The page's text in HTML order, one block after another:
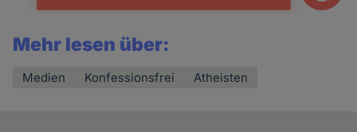
Mehr lesen über:
Medien Konfessionsfrei Atheisten